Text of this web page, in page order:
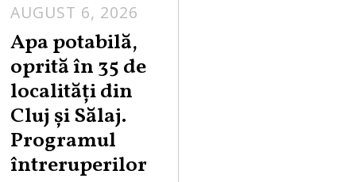
AUGUST 6, 2026
Apa potabilă,
oprită în 35 de
localități din
Cluj și Sălaj.
Programul
întreruperilor